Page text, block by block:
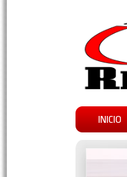
INICIO